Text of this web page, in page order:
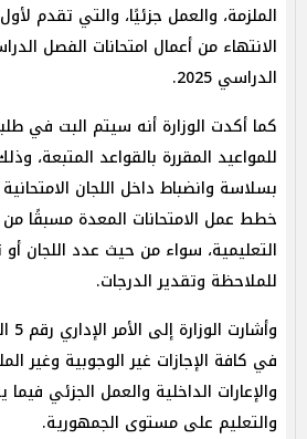
الملزمة، والعمل جزئيًا، والتي تقدم
الانتهاء من أعمال امتحانات الفصل
الدراسي 2025.
كما أكدت الوزارة أنه سيتم البت في
للمواعيد المقررة بالقواعد المتبعة،
بسلاسة وانضباط داخل اللجان
خطط عمل الامتحانات المعدة مسبقًا من
التعليمية، سواء من حيث عدد اللجان أو
للملاحظة وتقدير الدرجات.
في كافة الإجازات غير الوجوبية وغير
والإعارات الداخلية والعمل الجزئي فيما
والتعليم على مستوى الجمهورية.